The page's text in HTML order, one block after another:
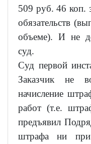
509 руб. 46 коп.
обязательств
объеме). И не
суд.
Суд первой
Заказчик не
начисление
работ (т.е.
предъявил
штрафа ни